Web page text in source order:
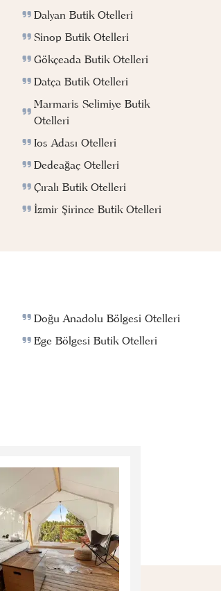
Dalyan Butik Otelleri
Sinop Butik Otelleri
Gökçeada Butik Otelleri
Datça Butik Otelleri
Marmaris Selimiye Butik
Otelleri
Ios Adası Otelleri
Dedeağaç Otelleri
Çıralı Butik Otelleri
İzmir Şirince Butik Otelleri
Doğu Anadolu Bölgesi Otelleri
Ege Bölgesi Butik Otelleri